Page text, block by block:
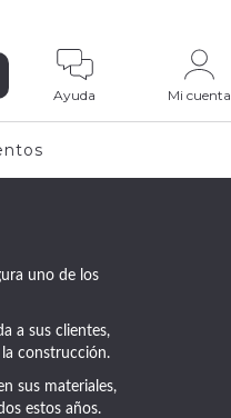
Ayuda Mi cuenta
uno de los
a sus clientes,
construcción.
sus materiales,
estos años.